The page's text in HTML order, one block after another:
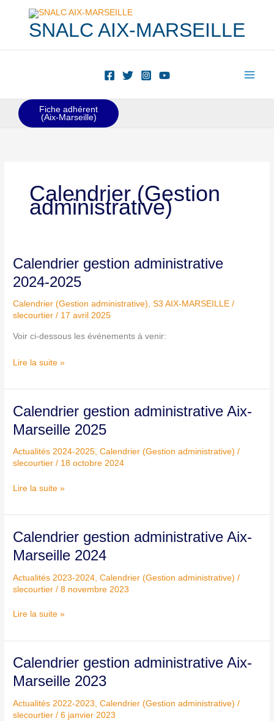
contenuSNALC AIX-MARSEILLE
Fiche adhérent
(Aix-Marseille)
Calendrier (Gestion
administrative)
Calendrier gestion administrative
2024-2025
Calendrier (Gestion administrative),S3 AIX-MARSEILLE /
slecourtier/ 17 avril 2025
Voir ci-dessous les événements à venir:
Calendrier
administrative
2024-
2025
Lire la suite »
Calendrier gestion administrative Aix-
Marseille 2025
Actualités 2024-2025,Calendrier (Gestion administrative) /
slecourtier/ 18 octobre 2024
Calendrier
administrative
Aix-
Marseille
Lire la suite »
Calendrier gestion administrative Aix-
Marseille 2024
Actualités 2023-2024 ,Calendrier (Gestion administrative) /
slecourtier/8 novembre 2023
Calendrier
administrative
Aix-
Marseille
Lire la suite »
Calendrier gestion administrative Aix-
Marseille 2023
Actualités 2022-2023,Calendrier (Gestion administrative) /
slecourtier/6 janvier 2023
Calendrier
administrative
Aix-
Marseille